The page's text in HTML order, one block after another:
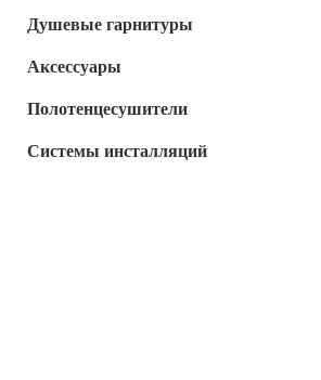
Душевые гарнитуры
Аксессуары
Полотенцесушители
Системы инсталляций